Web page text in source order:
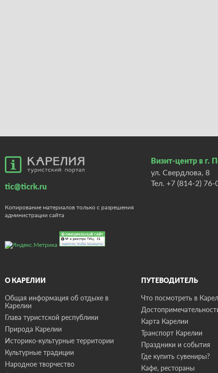
tic@ticrk.ru
Копирование материалов только с разрешения
администрации сайта
Визит-центр в г.
ул. Свердлова, 8
Тел. +7 (814-2) 76-
О КАРЕЛИИ
Общая информация об отдыхе в
Карелии
Глава туристской республики
Природа Карелии
Историко-культурные территории
Культурные традиции
Народное творчество
ПУТЕВОДИТЕЛЬ
Что посмотреть в
Карта Карелии
Транспорт Карелии
Праздники и события
Где купить сувениры?
Кафе, рестораны